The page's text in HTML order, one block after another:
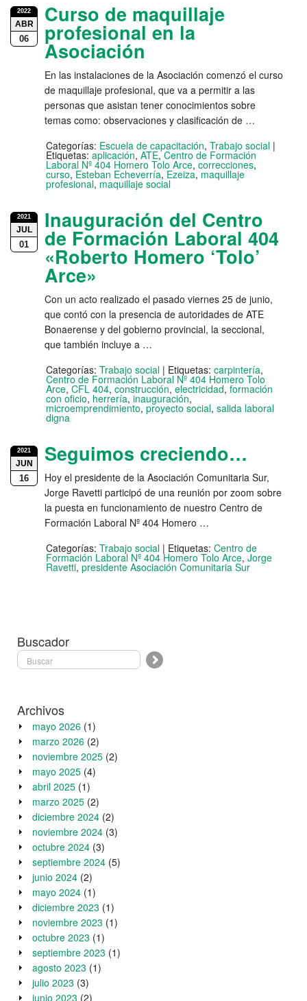
2022
ABR
06
Curso de maquillaje
profesional en la
Asociación
En las instalaciones de la Asociación comenzó el curso
de maquillaje profesional, que va a permitir a las
personas que asistan tener conocimientos sobre
temas como: observaciones y clasificación de …
Categorías: Escuela de capacitación, Trabajo social |
Etiquetas: aplicación, ATE,Centro de Formación
Laboral Nº 404 Homero Tolo Arce, correcciones,
curso, Esteban Echeverría, Ezeiza, maquillaje
profesional, maquillaje social
2021
JUL
01
Inauguración del Centro
de Formación Laboral 404
«Roberto Homero ‘Tolo’
Arce»
Con un acto realizado el pasado viernes 25 de junio,
que contó con la presencia de autoridades de ATE
Bonaerense y del gobierno provincial, la seccional,
que también incluye a …
Categorías: Trabajo social | Etiquetas: carpintería,
Centro de Formación Laboral Nº 404 Homero Tolo
Arce, CFL 404, construcción, electricidad, formación
con oficio, herrería, inauguración,
microemprendimiento, proyecto social, salida laboral
digna
2021
JUN
16
Seguimos creciendo…
Hoy el presidente de la Asociación Comunitaria Sur,
Jorge Ravetti participó de una reunión por zoom sobre
la puesta en funcionamiento de nuestro Centro de
Formación Laboral Nº 404 Homero …
Categorías: Trabajo social | Etiquetas: Centro de
Formación Laboral Nº 404 Homero Tolo Arce, Jorge
Ravetti, presidente Asociación Comunitaria Sur
Buscador
Archivos
mayo 2026 (1)
marzo 2026 (2)
noviembre 2025 (2)
mayo 2025 (4)
abril 2025 (1)
marzo 2025 (2)
diciembre 2024 (2)
noviembre 2024 (3)
octubre 2024 (3)
septiembre 2024 (5)
junio 2024 (2)
mayo 2024 (1)
diciembre 2023 (1)
noviembre 2023 (1)
octubre 2023 (1)
septiembre 2023 (1)
agosto 2023 (1)
julio 2023 (3)
junio 2023 (2)